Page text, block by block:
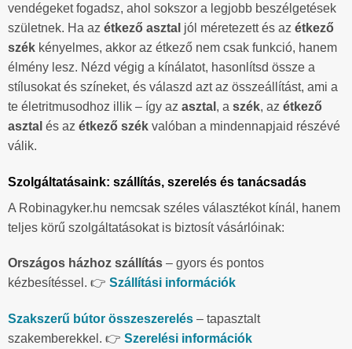
vendégeket fogadsz, ahol sokszor a legjobb beszélgetések
születnek. Ha az étkező asztal jól méretezett és az étkező
szék kényelmes, akkor az étkező nem csak funkció, hanem
élmény lesz. Nézd végig a kínálatot, hasonlítsd össze a
stílusokat és színeket, és válaszd azt az összeállítást, ami a
te életritmusodhoz illik – így az asztal , a szék, az étkező
asztal és az étkező szék valóban a mindennapjaid részévé
válik.
Szolgáltatásaink: szállítás, szerelés és tanácsadás
A Robinagyker.hu nemcsak széles választékot kínál, hanem
teljes körű szolgáltatásokat is biztosít vásárlóinak:
Országos házhoz szállítás – gyors és pontos
kézbesítéssel. 👉 Szállítási információk
Szakszerű bútor összeszerelés – tapasztalt
szakemberekkel. 👉 Szerelési információk